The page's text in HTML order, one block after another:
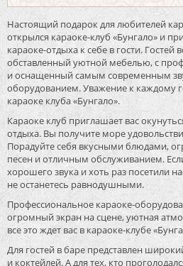
Настоящий подарок для любителей
открылся караоке-клуб «Бунгало» и
караоке-отдыха к себе в гости. Гостей
обставленный уютной мебелью, с
и оснащенный самым современным
оборудованием. Уважение к каждому
караоке клуба «Бунгало».
Караоке клуб приглашает вас
отдыха. Вы получите море
Порадуйте себя вкусными блюдами,
песен и отличным обслуживанием.
хорошего звука и хоть раз посетили
не останетесь равнодушными.
Профессиональное караоке-
огромный экран на сцене, уютная
все это ждет вас в караоке-клубе
Для гостей в баре представлен
и коктейлей. А для тех, кто